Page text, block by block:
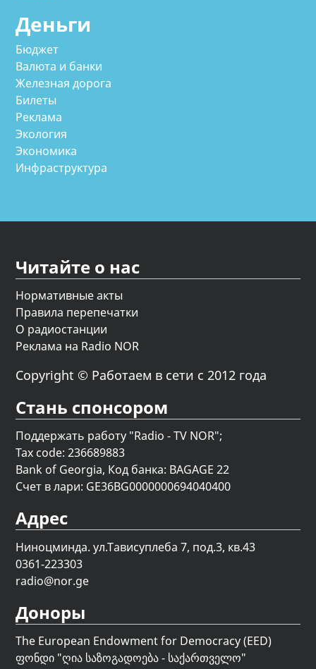
Деньги
Бюджет
Валюта и банки
Железная дорога
Билеты
Реклама
Экология
Экономика
Инфраструктура
Читайте о нас
Нормативные акты
Правила перепечатки
О радиостанции
Реклама на Radio NOR
Copyright © Работаем в сети с 2012 года
Стань спонсором
Поддержать работу "Radio - TV NOR";
Tax code: 236689883
Bank of Georgia, Код банка: BAGAGE 22
Счет в лари: GE36BG0000000694040400
Адрес
Ниноцминда. ул.Тависуплеба 7, под.3, кв.43
0361-223303
radio@nor.ge
Доноры
The European Endowment for Democracy (EED)
ფონდი "ღია საზოგადოება - საქართველო"